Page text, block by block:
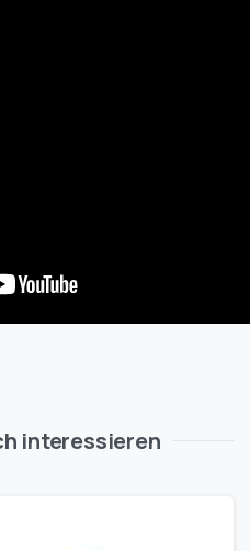
interessieren